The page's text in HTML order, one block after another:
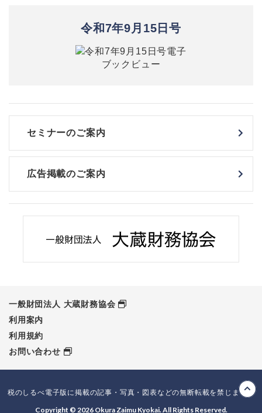
令和7年9月15日号
セミナーのご案内
広告掲載のご案内
一般財団法人 大蔵財務協会
利用案内
利用規約
お問い合わせ
税のしるべ電子版に掲載の記事・写真・図表などの無断転載を禁じます。
Copyright © 2026 Okura Zaimu Kyokai. All Rights Reserved.